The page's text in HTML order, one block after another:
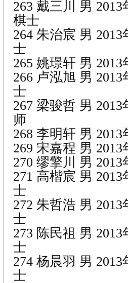
263 戴三川 男
棋士
264 朱治宸 男
士
265 姚璟轩 男
266 卢泓旭 男
士
267 梁骏哲 男
师
268 李明轩 男
269 宋嘉程 男
270 缪擎川 男
271 高楷宸 男
士
272 朱哲浩 男
士
273 陈民祖 男
士
274 杨晨羽 男
士